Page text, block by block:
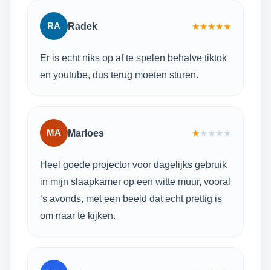
RA Radek ★★★★★
Er is echt niks op af te spelen behalve tiktok
en youtube, dus terug moeten sturen.
MA Marloes ★★★★★
Heel goede projector voor dagelijks gebruik
in mijn slaapkamer op een witte muur, vooral
’s avonds, met een beeld dat echt prettig is
om naar te kijken.